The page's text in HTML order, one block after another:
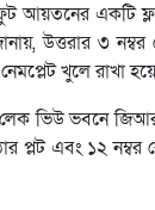
একটি
উত্তরার ৩
খুলে রাখা
ভিউ ভবনে
প্লট এবং ১২